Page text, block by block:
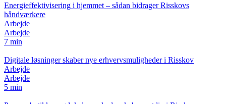
Energieffektivisering i hjemmet – sådan bidrager Risskovs
håndværkere
Arbejde
Arbejde
7 min
Digitale løsninger skaber nye erhvervsmuligheder i Risskov
Arbejde
Arbejde
5 min